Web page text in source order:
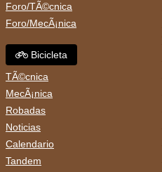
Foro/TÃ©cnica
Foro/MecÃ¡nica
Bicicleta
TÃ©cnica
MecÃ¡nica
Robadas
Noticias
Calendario
Tandem